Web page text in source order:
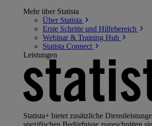
Mehr über Statista
Über Statista
Erste Schritte und Hilfebereich
Webinar & Training Hub
Statista Connect
Leistungen
Statista+ bietet zusätzliche
spezifischen Bedürfnisse zugeschnitten